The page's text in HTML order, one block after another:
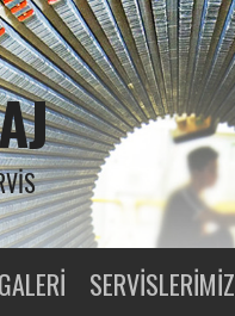
GALERI SERVISLERIMIZ